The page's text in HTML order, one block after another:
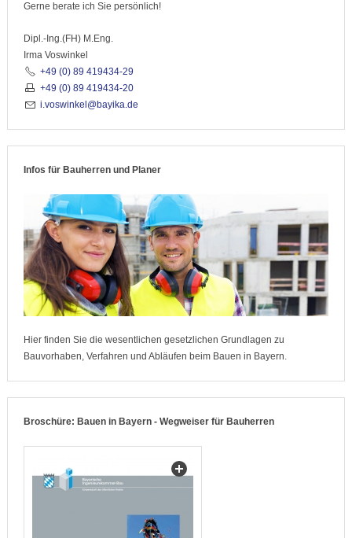
Gerne berate ich Sie persönlich!
Dipl.-Ing.(FH) M.Eng.
Irma Voswinkel
+49 (0) 89 419434-29
+49 (0) 89 419434-20
i.voswinkel@bayika.de
Infos für Bauherren und Planer
Hier finden Sie die wesentlichen gesetzlichen Grundlagen zu
Bauvorhaben, Verfahren und Abläufen beim Bauen in Bayern
Broschüre: Bauen in Bayern - Wegweiser für Bauherren